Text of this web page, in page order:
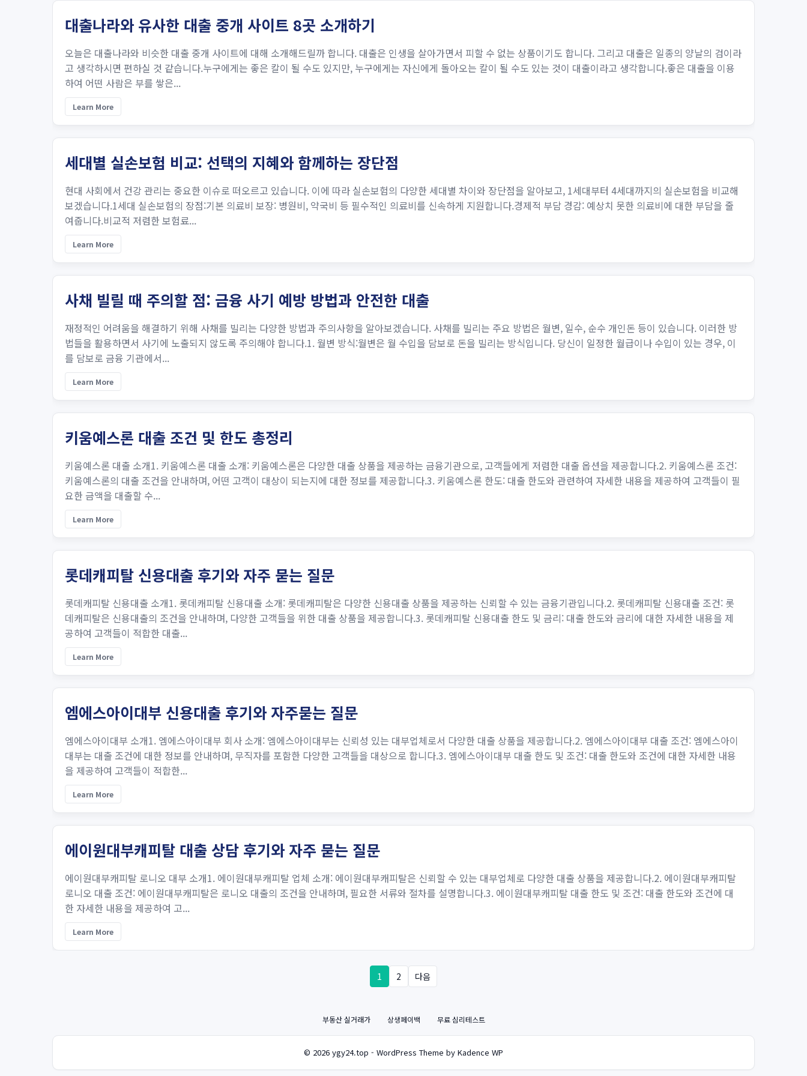
대출나라와 유사한 대출 중개 사이트 8곳 소개하기
오늘은 대출나라와 비슷한 대출 중개 사이트에 대해 소개해드릴까 합니다. 대출은 인생을 살아가면서 피할 수 없는 상품이기도 합니다. 그리고 대출은 일종의 양날의 검이라
고 생각하시면 편하실 것 같습니다.누구에게는 좋은 칼이 될 수도 있지만, 누구에게는 자신에게 돌아오는 칼이 될 수도 있는 것이 대출이라고 생각합니다.좋은 대출을 이용
하여 어떤 사람은 부를 쌓은...
Learn More
세대별 실손보험 비교: 선택의 지혜와 함께하는 장단점
현대 사회에서 건강 관리는 중요한 이슈로 떠오르고 있습니다. 이에 따라 실손보험의 다양한 세대별 차이와 장단점을 알아보고, 1세대부터 4세대까지의 실손보험을 비교해
보겠습니다.1세대 실손보험의 장점:기본 의료비 보장: 병원비, 약국비 등 필수적인 의료비를 신속하게 지원합니다.경제적 부담 경감: 예상치 못한 의료비에 대한 부담을 줄
여줍니다.비교적 저렴한 보험료...
Learn More
사채 빌릴 때 주의할 점: 금융 사기 예방 방법과 안전한 대출
재정적인 어려움을 해결하기 위해 사채를 빌리는 다양한 방법과 주의사항을 알아보겠습니다. 사채를 빌리는 주요 방법은 월변, 일수, 순수 개인돈 등이 있습니다. 이러한 방
법들을 활용하면서 사기에 노출되지 않도록 주의해야 합니다.1. 월변 방식:월변은 월 수입을 담보로 돈을 빌리는 방식입니다. 당신이 일정한 월급이나 수입이 있는 경우, 이
를 담보로 금융 기관에서...
Learn More
키움예스론 대출 조건 및 한도 총정리
키움예스론 대출 소개1. 키움예스론 대출 소개: 키움예스론은 다양한 대출 상품을 제공하는 금융기관으로, 고객들에게 저렴한 대출 옵션을 제공합니다.2. 키움예스론 조건:
키움예스론의 대출 조건을 안내하며, 어떤 고객이 대상이 되는지에 대한 정보를 제공합니다.3. 키움예스론 한도: 대출 한도와 관련하여 자세한 내용을 제공하여 고객들이 필
요한 금액을 대출할 수...
Learn More
롯데캐피탈 신용대출 후기와 자주 묻는 질문
롯데캐피탈 신용대출 소개1. 롯데캐피탈 신용대출 소개: 롯데캐피탈은 다양한 신용대출 상품을 제공하는 신뢰할 수 있는 금융기관입니다.2. 롯데캐피탈 신용대출 조건: 롯
데캐피탈은 신용대출의 조건을 안내하며, 다양한 고객들을 위한 대출 상품을 제공합니다.3. 롯데캐피탈 신용대출 한도 및 금리: 대출 한도와 금리에 대한 자세한 내용을 제
공하여 고객들이 적합한 대출...
Learn More
엠에스아이대부 신용대출 후기와 자주묻는 질문
엠에스아이대부 소개1. 엠에스아이대부 회사 소개: 엠에스아이대부는 신뢰성 있는 대부업체로서 다양한 대출 상품을 제공합니다.2. 엠에스아이대부 대출 조건: 엠에스아이
대부는 대출 조건에 대한 정보를 안내하며, 무직자를 포함한 다양한 고객들을 대상으로 합니다.3. 엠에스아이대부 대출 한도 및 조건: 대출 한도와 조건에 대한 자세한 내용
을 제공하여 고객들이 적합한...
Learn More
에이원대부캐피탈 대출 상담 후기와 자주 묻는 질문
에이원대부캐피탈 로니오 대부 소개1. 에이원대부캐피탈 업체 소개: 에이원대부캐피탈은 신뢰할 수 있는 대부업체로 다양한 대출 상품을 제공합니다.2. 에이원대부캐피탈
로니오 대출 조건: 에이원대부캐피탈은 로니오 대출의 조건을 안내하며, 필요한 서류와 절차를 설명합니다.3. 에이원대부캐피탈 대출 한도 및 조건: 대출 한도와 조건에 대
한 자세한 내용을 제공하여 고...
Learn More
1 2 다음
부동산 실거래가 상생페이백 무료 심리테스트
© 2026 ygy24.top - WordPress Theme by Kadence WP